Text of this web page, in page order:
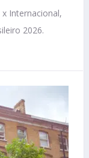
Internacional,
2026.